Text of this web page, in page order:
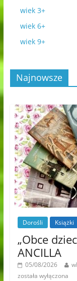
wiek 3+
wiek 6+
wiek 9+
Najnowsze
Dorośli Książki
„Obce
ANCILLA
05/08/2026
została wyłączona